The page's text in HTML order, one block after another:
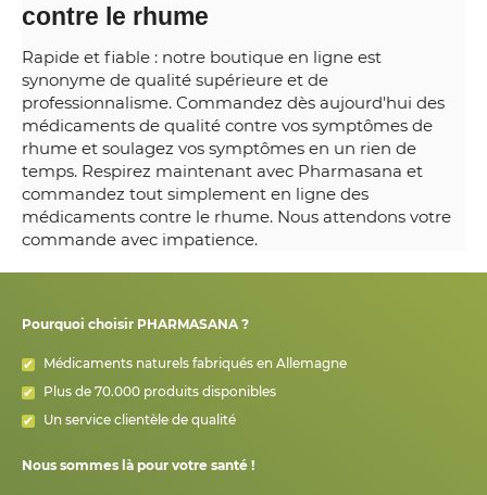
contre le rhume
Rapide et fiable : notre boutique en ligne est
synonyme de qualité supérieure et de
professionnalisme. Commandez dès aujourd'hui des
médicaments de qualité contre vos symptômes de
rhume et soulagez vos symptômes en un rien de
temps. Respirez maintenant avec Pharmasana et
commandez tout simplement en ligne des
médicaments contre le rhume. Nous attendons votre
commande avec impatience.
Pourquoi choisir PHARMASANA ?
Médicaments naturels fabriqués en Allemagne
Plus de 70.000 produits disponibles
Un service clientèle de qualité
Nous sommes là pour votre santé !